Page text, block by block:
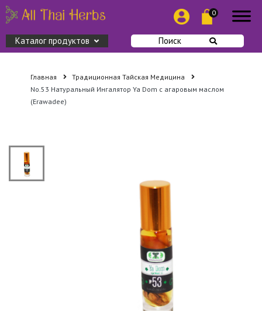
0
Каталог продуктов Поиск
Главная
Традиционная Тайская Медицина
No.53 Натуральный Ингалятор Ya Dom с агаровым маслом
(Erawadee)